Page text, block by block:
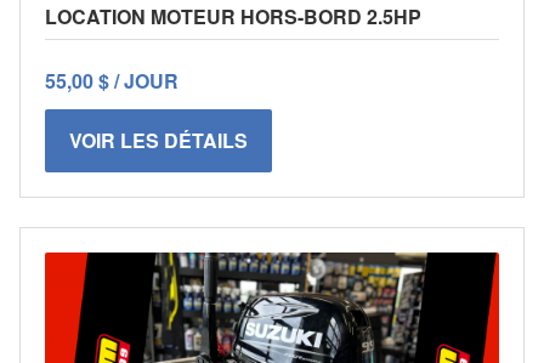
LOCATION MOTEUR HORS-BORD 2.5HP
55,00 $ / JOUR
VOIR LES DÉTAILS